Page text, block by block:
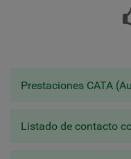
Prestaciones CATA
Listado de contacto